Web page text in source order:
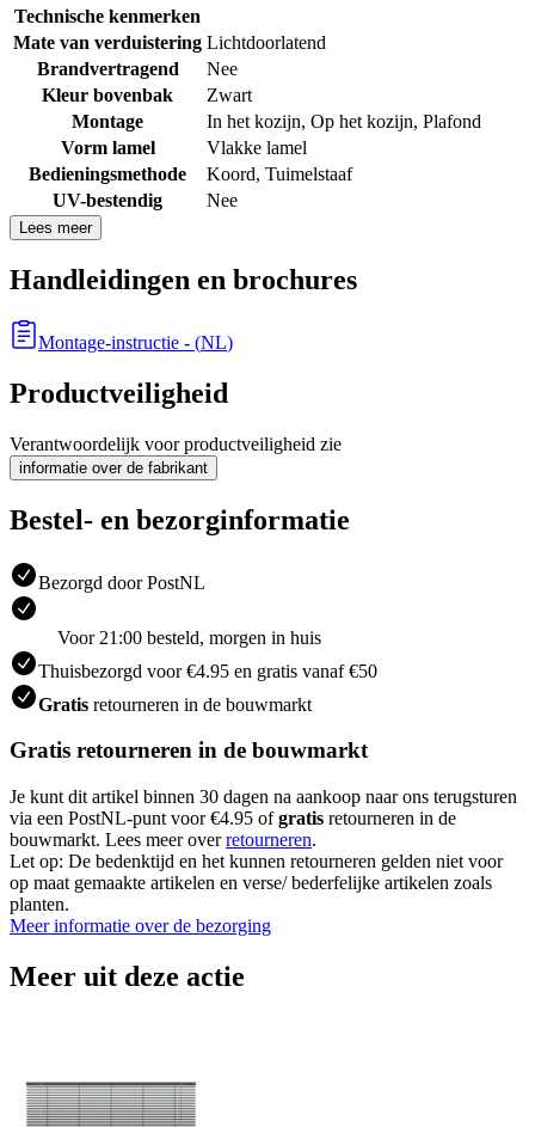
Technische kenmerken
Mate van verduistering Lichtdoorlatend
Brandvertragend
Nee
Kleur bovenbak
Zwart
Montage
In het kozijn, Op het kozijn, Plafond
Vorm lamel
Vlakke lamel
Bedieningsmethode
Koord, Tuimelstaaf
UV-bestendig
Nee
Lees meer
Handleidingen en brochures
Montage-instructie - (NL)
Productveiligheid
Verantwoordelijk voor productveiligheid zie
informatie over de fabrikant
Bestel- en bezorginformatie
Bezorgd door PostNL
Voor 21:00 besteld, morgen in huis
Thuisbezorgd voor €4.95 en gratis vanaf €50
Gratis retourneren in de bouwmarkt
Gratis retourneren in de bouwmarkt
Je kunt dit artikel binnen 30 dagen na aankoop naar ons terugsturen
via een PostNL-punt voor €4.95 ofgratis retourneren in de
bouwmarkt. Lees meer overretourneren.
Let op: De bedenktijd en het kunnen retourneren gelden niet voor
op maat gemaakte artikelen en verse/ bederfelijke artikelen zoals
planten.
Meer informatie over de bezorging
Meer uit deze actie